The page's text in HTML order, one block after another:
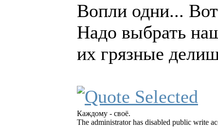
Вопли одни...
Надо выбрать
их грязные
Каждому - своё.
The administrator has disabled public write